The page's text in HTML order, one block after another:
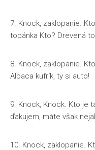
7. Knock, zaklopanie.
topánka Kto? Drevená
8. Knock, zaklopanie.
Alpaca kufrík, ty si auto!
9. Knock, Knock. Kto je
ďakujem, máte však
10. Knock, zaklopanie.